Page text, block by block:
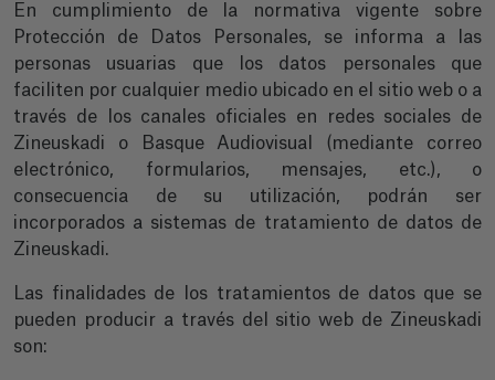
En cumplimiento de la normativa vigente sobre
Protección de Datos Personales, se informa a las
personas usuarias que los datos personales que
faciliten por cualquier medio ubicado en el sitio web o a
través de los canales oficiales en redes sociales de
Zineuskadi o Basque Audiovisual (mediante correo
electrónico, formularios, mensajes, etc.), o
consecuencia de su utilización, podrán ser
incorporados a sistemas de tratamiento de datos de
Zineuskadi.
Las finalidades de los tratamientos de datos que se
pueden producir a través del sitio web de Zineuskadi
son: